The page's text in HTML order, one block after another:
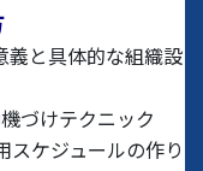
義と具体的な組織設
づけテクニック
スケジュールの作り